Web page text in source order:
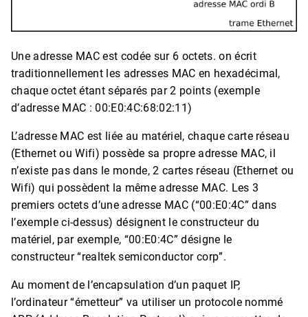
Une adresse MAC est codée sur 6 octets. on écrit
traditionnellement les adresses MAC en hexadécimal,
chaque octet étant séparés par 2 points (exemple
d’adresse MAC : 00:E0:4C:68:02:11)
L’adresse MAC est liée au matériel, chaque carte réseau
(Ethernet ou Wifi) possède sa propre adresse MAC, il
n’existe pas dans le monde, 2 cartes réseau (Ethernet ou
Wifi) qui possèdent la même adresse MAC. Les 3
premiers octets d’une adresse MAC (“00:E0:4C” dans
l’exemple ci-dessus) désignent le constructeur du
matériel, par exemple, “00:E0:4C” désigne le
constructeur “realtek semiconductor corp”.
Au moment de l’encapsulation d’un paquet IP,
l’ordinateur “émetteur” va utiliser un protocole nommé